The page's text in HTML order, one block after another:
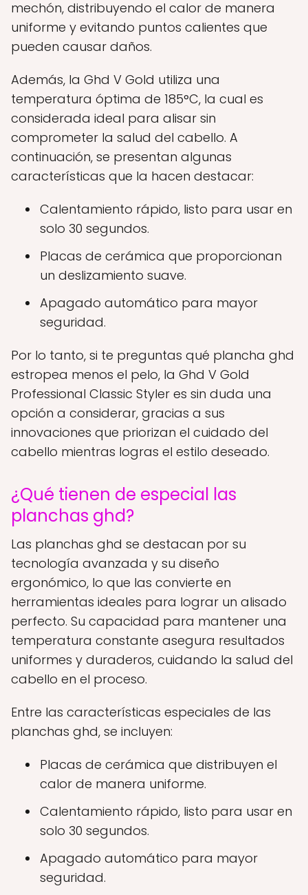
mechón, distribuyendo el calor de manera
uniforme y evitando puntos calientes que
pueden causar daños.
Además, la Ghd V Gold utiliza una
temperatura óptima de 185°C, la cual es
considerada ideal para alisar sin
comprometer la salud del cabello. A
continuación, se presentan algunas
características que la hacen destacar:
Calentamiento rápido, listo para usar en
solo 30 segundos.
Placas de cerámica que proporcionan
un deslizamiento suave.
Apagado automático para mayor
seguridad.
Por lo tanto, si te preguntas qué plancha ghd
estropea menos el pelo, la Ghd V Gold
Professional Classic Styler es sin duda una
opción a considerar, gracias a sus
innovaciones que priorizan el cuidado del
cabello mientras logras el estilo deseado.
¿Qué tienen de especial las
planchas ghd?
Las planchas ghd se destacan por su
tecnología avanzada y su diseño
ergonómico, lo que las convierte en
herramientas ideales para lograr un alisado
perfecto. Su capacidad para mantener una
temperatura constante asegura resultados
uniformes y duraderos, cuidando la salud del
cabello en el proceso.
Entre las características especiales de las
planchas ghd, se incluyen:
Placas de cerámica que distribuyen el
calor de manera uniforme.
Calentamiento rápido, listo para usar en
solo 30 segundos.
Apagado automático para mayor
seguridad.